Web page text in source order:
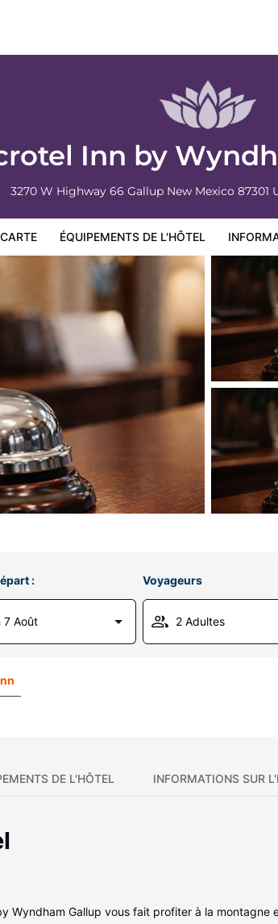
Inn by
3270 W Highway 66 Gallup New Mexico 87301
CARTE ÉQUIPEMENTS DE L'HÔTEL
:
7 Août
Voyageurs
2 Adultes
DE L'HÔTEL INFORMATIONS SUR
Wyndham Gallup vous fait profiter à la